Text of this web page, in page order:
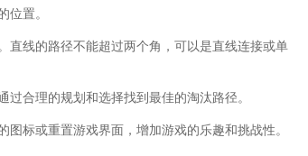
位置。
直线的路径不能超过两个角，可以是直线连接或单
合理的规划和选择找到最佳的淘汰路径。
标或重置游戏界面，增加游戏的乐趣和挑战性。